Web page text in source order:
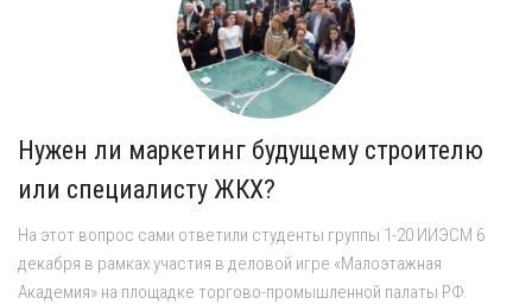
Нужен ли маркетинг будущему строителю
или специалисту ЖКХ?
На этот вопрос сами ответили студенты группы 1-20 ИИЭСМ 6
декабря в рамках участия в деловой игре «Малоэтажная
Академия» на площадке торгово-промышленной палаты РФ.